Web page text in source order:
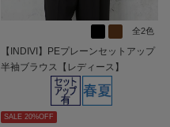
全2色
【INDIVI】PEプレーンセットアップ
半袖ブラウス【レディース】
SALE 20%OFF